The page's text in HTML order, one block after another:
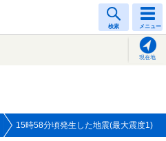
検索 メニュー
現在地
15時58分頃発生した地震(最大震度1)